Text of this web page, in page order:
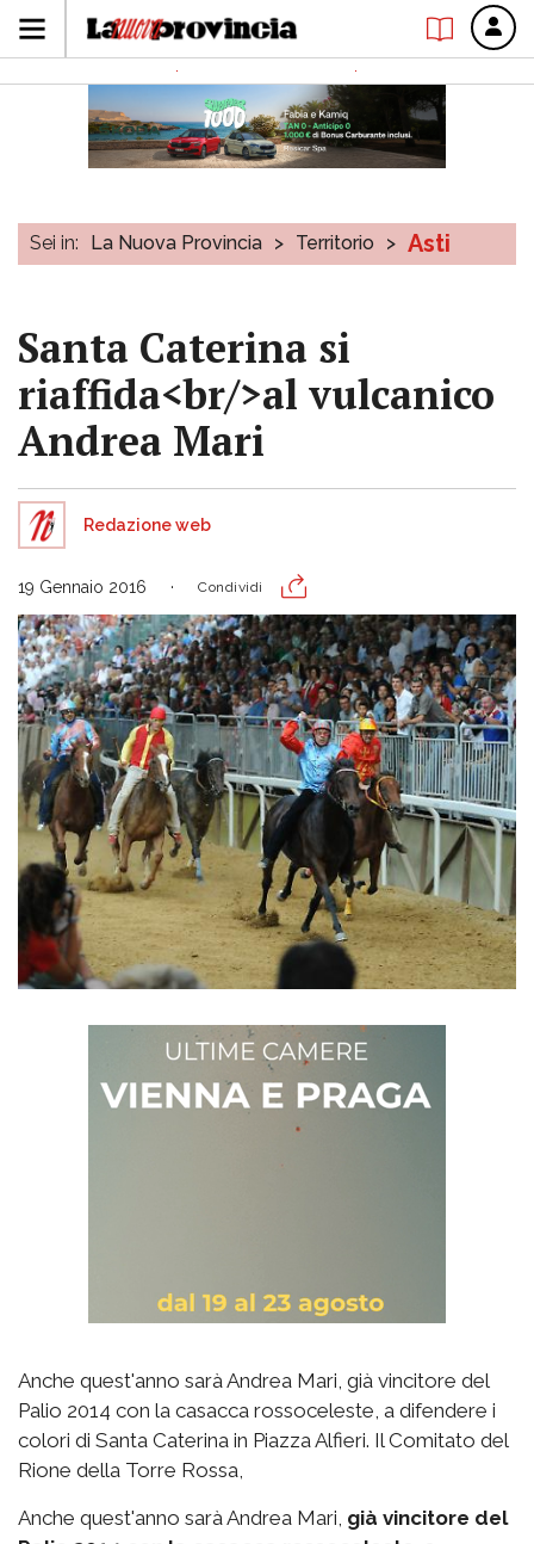
Sei in: La Nuova Provincia > Territorio > Asti
Santa Caterina si
riaffida<br/>al vulcanico
Andrea Mari
Redazione web
19 Gennaio 2016 Condividi
Anche quest'anno sarà Andrea Mari, già vincitore del
Palio 2014 con la casacca rossoceleste, a difendere i
colori di Santa Caterina in Piazza Alfieri. Il Comitato del
Rione della Torre Rossa,
Anche quest'anno sarà Andrea Mari, già vincitore del